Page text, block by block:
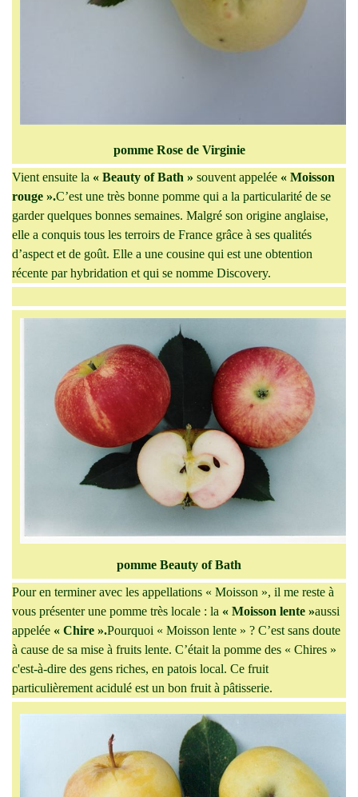
pomme Rose de Virginie
Vient ensuite la « Beauty of Bath » souvent appelée « Moisson
rouge ».C’est une très bonne pomme qui a la particularité de se
garder quelques bonnes semaines. Malgré son origine anglaise,
elle a conquis tous les terroirs de France grâce à ses qualités
d’aspect et de goût. Elle a une cousine qui est une obtention
récente par hybridation et qui se nomme Discovery.
pomme Beauty of Bath
Pour en terminer avec les appellations « Moisson », il me reste à
vous présenter une pomme très locale : la « Moisson lente »aussi
appelée « Chire ».Pourquoi « Moisson lente » ? C’est sans doute
à cause de sa mise à fruits lente. C’était la pomme des « Chires »
c'est-à-dire des gens riches, en patois local. Ce fruit
particulièrement acidulé est un bon fruit à pâtisserie.